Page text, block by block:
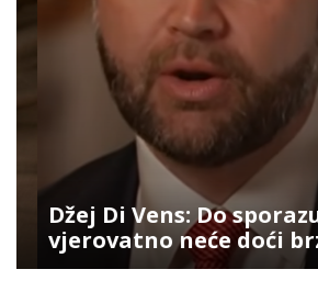
Džej Di Vens: Do
vjerovatno neće doći brzo